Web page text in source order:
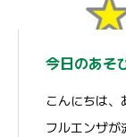
今日のあそ
こんにちは
フルエンザが